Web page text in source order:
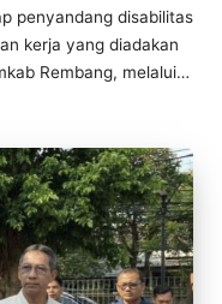
penyandang disabilitas
kerja yang diadakan
Rembang, melalui…